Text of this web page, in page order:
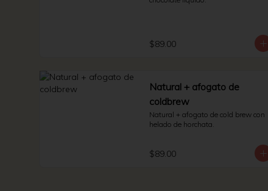
$89.00
Natural + afogato de
coldbrew
Natural + afogato de cold brew con
helado de horchata.
$89.00